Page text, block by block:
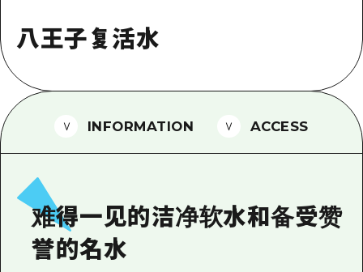
标准
治愈
自然
短途旅行
爱媛
岛根
超值的游览门票
广岛免费无线上网
通过视频介绍广岛县的魅力！
常见问题解答
八王子复活水
INFORMATION ACCESS
难得一见的洁净软水和备受赞
誉的名水